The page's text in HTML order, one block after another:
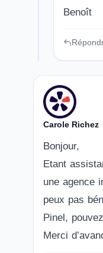
Benoît
Carole Richez
Bonjour,
Etant
une agence
peux pas
Pinel,
Merci